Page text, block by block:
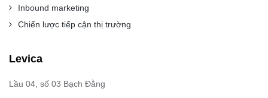
Inbound marketing
Chiến lược tiếp cận thị trường
Levica
Lầu 04, số 03 Bạch Đằng